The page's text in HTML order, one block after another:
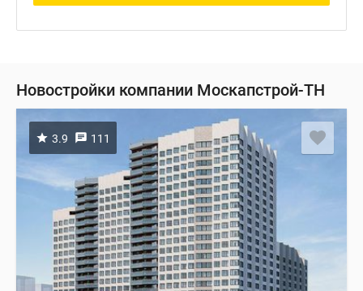
Новостройки компании Москапстрой-ТН
3.9 111